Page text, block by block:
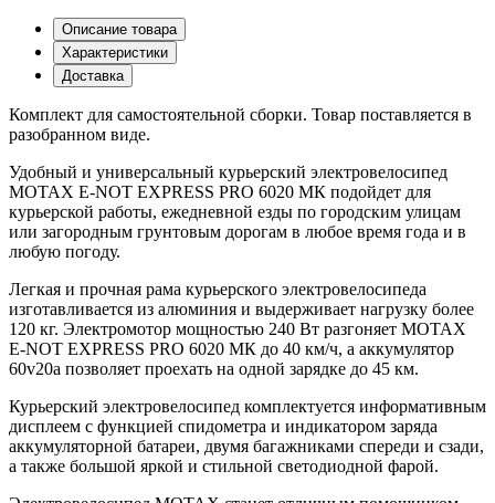
Описание товара
Характеристики
Доставка
Комплект для самостоятельной сборки. Товар поставляется в
разобранном виде.
Удобный и универсальный курьерский электровелосипед
MOTAX E-NOT EXPRESS PRO 6020 MК подойдет для
курьерской работы, ежедневной езды по городским улицам
или загородным грунтовым дорогам в любое время года и в
любую погоду.
Легкая и прочная рама курьерского электровелосипеда
изготавливается из алюминия и выдерживает нагрузку более
120 кг. Электромотор мощностью 240 Вт разгоняет MOTAX
E-NOT EXPRESS PRO 6020 MК до 40 км/ч, а аккумулятор
60v20a позволяет проехать на одной зарядке до 45 км.
Курьерский электровелосипед комплектуется информативным
дисплеем с функцией спидометра и индикатором заряда
аккумуляторной батареи, двумя багажниками спереди и сзади,
а также большой яркой и стильной светодиодной фарой.